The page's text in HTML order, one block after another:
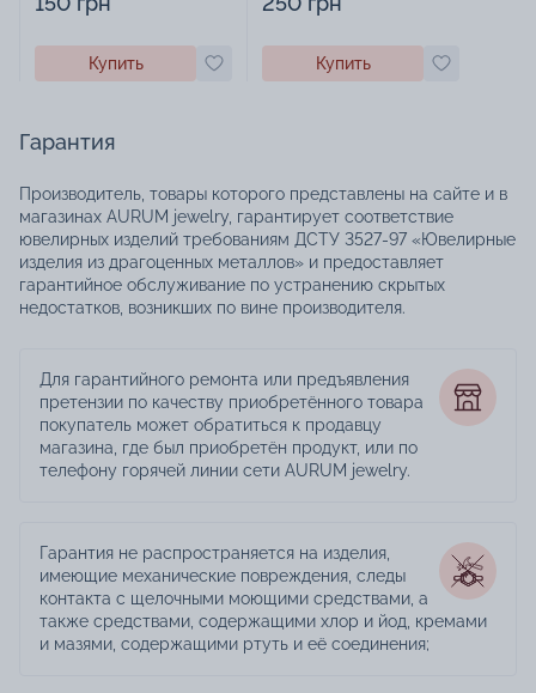
Купить Купить
Гарантия
Производитель, товары которого представлены на сайте и в
магазинах AURUM jewelry, гарантирует соответствие
ювелирных изделий требованиям ДСТУ 3527-97 «Ювелирные
изделия из драгоценных металлов» и предоставляет
гарантийное обслуживание по устранению скрытых
недостатков, возникших по вине производителя.
Для гарантийного ремонта или предъявления
претензии по качеству приобретённого товара
покупатель может обратиться к продавцу
магазина, где был приобретён продукт, или по
телефону горячей линии сети AURUM jewelry.
Гарантия не распространяется на изделия,
имеющие механические повреждения, следы
контакта с щелочными моющими средствами, а
также средствами, содержащими хлор и йод, кремами
и мазями, содержащими ртуть и её соединения;